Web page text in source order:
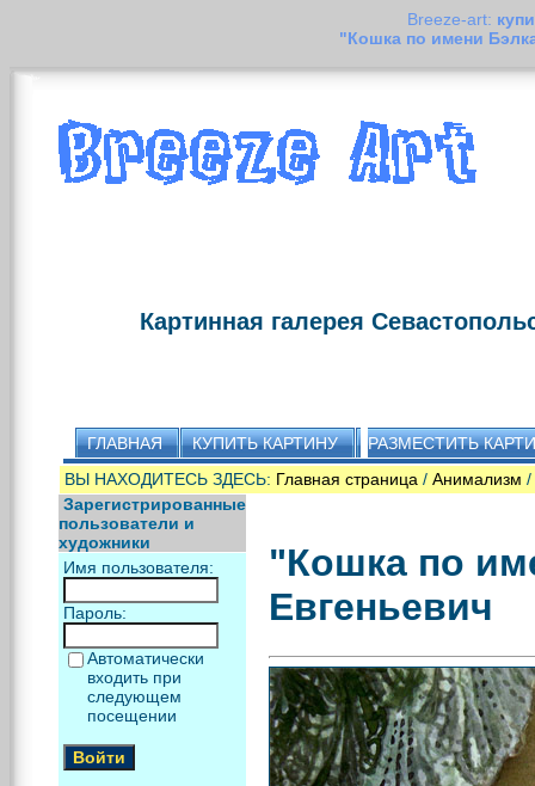
Breeze-art:
"Кошка по имени
Картинная галерея
ГЛАВНАЯ КУПИТЬ КАРТИНУ
РАЗМЕСТИТЬ
ВЫ НАХОДИТЕСЬ ЗДЕСЬ: Главная страница / Анимализм /
Зарегистрированные
пользователи и
художники
Имя пользователя:
Пароль:
Автоматически
входить при
следующем
посещении
"Кошка по
Евгеньевич